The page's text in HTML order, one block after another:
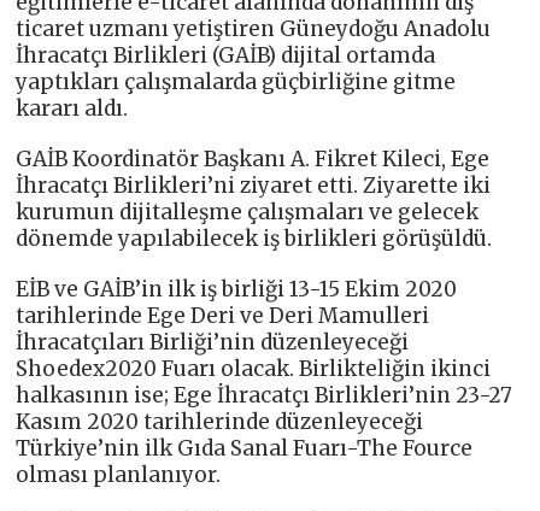
ticaret uzmanı yetiştiren Güneydoğu Anadolu
İhracatçı Birlikleri (GAİB) dijital ortamda
yaptıkları çalışmalarda güçbirliğine gitme
kararı aldı.
GAİB Koordinatör Başkanı A. Fikret Kileci, Ege
İhracatçı Birlikleri’ni ziyaret etti. Ziyarette iki
kurumun dijitalleşme çalışmaları ve gelecek
dönemde yapılabilecek iş birlikleri görüşüldü.
EİB ve GAİB’in ilk iş birliği 13-15 Ekim 2020
tarihlerinde Ege Deri ve Deri Mamulleri
İhracatçıları Birliği’nin düzenleyeceği
Shoedex2020 Fuarı olacak. Birlikteliğin ikinci
halkasının ise; Ege İhracatçı Birlikleri’nin 23-27
Kasım 2020 tarihlerinde düzenleyeceği
Türkiye’nin ilk Gıda Sanal Fuarı-The Fource
olması planlanıyor.